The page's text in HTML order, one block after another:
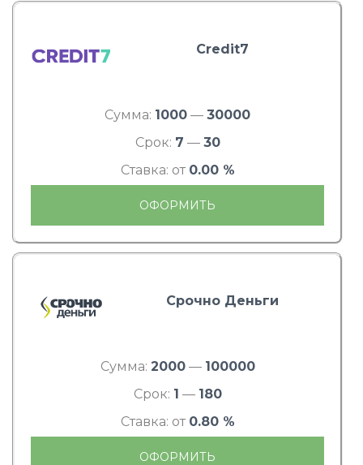
Credit7
Сумма: 1000 — 30000
Срок: 7 — 30
Ставка: от 0.00 %
ОФОРМИТЬ
Срочно Деньги
Сумма: 2000— 100000
Срок: 1 — 180
Ставка: от 0.80 %
ОФОРМИТЬ